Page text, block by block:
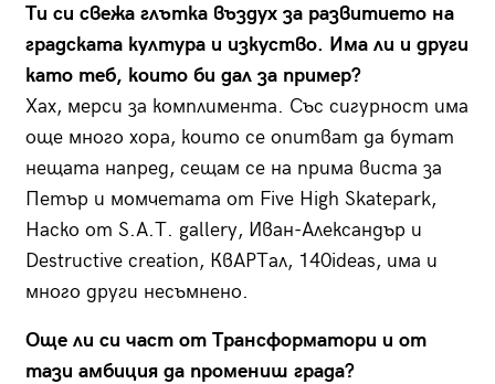
Ти си свежа глътка въздух за развитието на
градската култура и изкуство. Има ли и други
като теб, които би дал за пример?
Хах, мерси за комплимента. Със сигурност има
още много хора, които се опитват да бутат
нещата напред, сещам се на прима виста за
Петър и момчетата от Five High Skatepark,
Наско от S.A.T. gallery, Иван-Александър и
Destructive creation, КвАРТал, 140ideas, има и
много други несъмнено.
Още ли си част от Трансформатори и от
тази амбиция да промениш града?